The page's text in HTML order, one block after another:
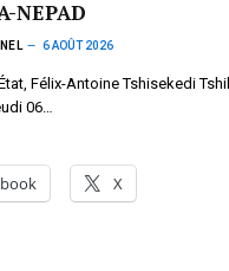
NEPAD
6 AOÛT 2026
Félix-Antoine Tshisekedi
06…
X